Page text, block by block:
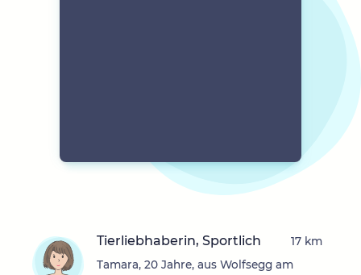
Tierliebhaberin, Sportlich
Tamara, 20 Jahre, aus Wolfsegg am
17 km